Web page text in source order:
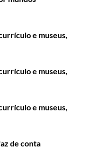
e museus,
e museus,
e museus,
de conta